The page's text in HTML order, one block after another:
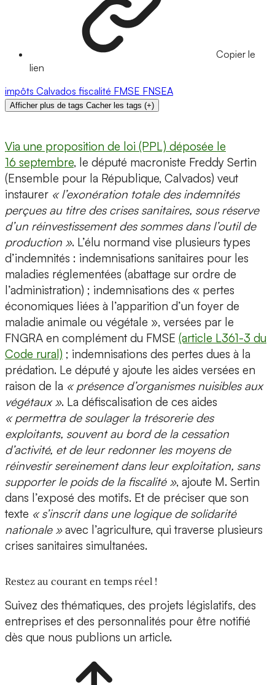
Copier le
lien
impôts Calvados fiscalité FMSE FNSEA
Afficher plus de tags Cacher les tags (+)
Via une proposition de loi (PPL) déposée le
16 septembre, le député macroniste Freddy Sertin
(Ensemble pour la République, Calvados) veut
instaurer « l’exonération totale des indemnités
perçues au titre des crises sanitaires, sous réserve
d’un réinvestissement des sommes dans l’outil de
production ». L’élu normand vise plusieurs types
d’indemnités : indemnisations sanitaires pour les
maladies réglementées (abattage sur ordre de
l’administration) ; indemnisations des « pertes
économiques liées à l’apparition d’un foyer de
maladie animale ou végétale », versées par le
FNGRA en complément du FMSE (article L361-3 du
Code rural) ; indemnisations des pertes dues à la
prédation. Le député y ajoute les aides versées en
raison de la « présence d’organismes nuisibles aux
végétaux ». La défiscalisation de ces aides
« permettra de soulager la trésorerie des
exploitants, souvent au bord de la cessation
d’activité, et de leur redonner les moyens de
réinvestir sereinement dans leur exploitation, sans
supporter le poids de la fiscalité », ajoute M. Sertin
dans l’exposé des motifs. Et de préciser que son
texte « s’inscrit dans une logique de solidarité
nationale »avec l’agriculture, qui traverse plusieurs
crises sanitaires simultanées.
Restez au courant en temps réel !
Suivez des thématiques, des projets législatifs, des
entreprises et des personnalités pour être notifié
dès que nous publions un article.